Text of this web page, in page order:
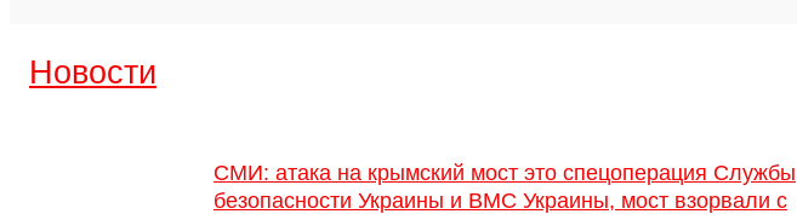
Новости
СМИ: атака на крымский мост это спецоперация Службы
безопасности Украины и ВМС Украины, мост взорвали с